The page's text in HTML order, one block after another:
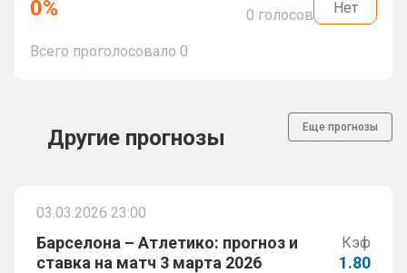
0% 0 голосов Нет
Всего проголосовало 0
Другие прогнозы Еще прогнозы
03.03.2026 23:00
Барселона – Атлетико: прогноз и
ставка на матч 3 марта 2026
Кэф
1.80